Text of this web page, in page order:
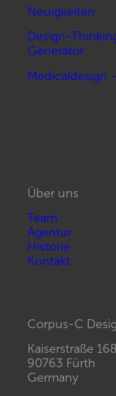
Neuigkeiten
Design-
Generator
Medicaldesign
Über uns
Team
Agentur
Historie
Kontakt
Corpus-C
Kaiserstraße
90763 Fürth
Germany